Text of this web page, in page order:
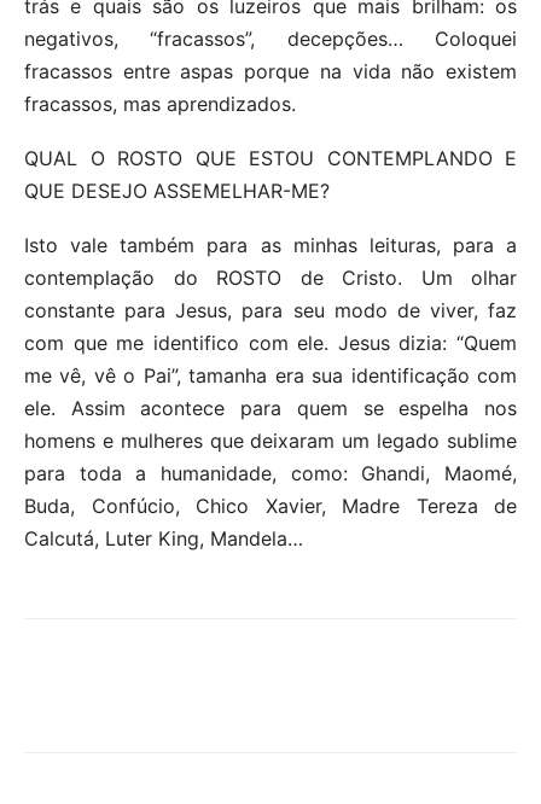
trás e quais são os luzeiros que mais brilham: os
negativos, “fracassos”, decepções… Coloquei
fracassos entre aspas porque na vida não existem
fracassos, mas aprendizados.
QUAL O ROSTO QUE ESTOU CONTEMPLANDO E
QUE DESEJO ASSEMELHAR-ME?
Isto vale também para as minhas leituras, para a
contemplação do ROSTO de Cristo. Um olhar
constante para Jesus, para seu modo de viver, faz
com que me identifico com ele. Jesus dizia: “Quem
me vê, vê o Pai”, tamanha era sua identificação com
ele. Assim acontece para quem se espelha nos
homens e mulheres que deixaram um legado sublime
para toda a humanidade, como: Ghandi, Maomé,
Buda, Confúcio, Chico Xavier, Madre Tereza de
Calcutá, Luter King, Mandela…